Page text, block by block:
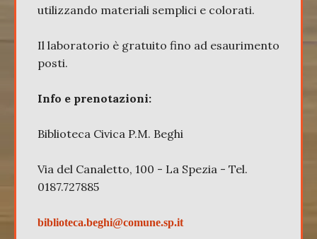
utilizzando materiali semplici e colorati.
Il laboratorio è gratuito fino ad esaurimento
posti.
Info e prenotazioni:
Biblioteca Civica P.M. Beghi
Via del Canaletto, 100 - La Spezia - Tel.
0187.727885
biblioteca.beghi@comune.sp.it